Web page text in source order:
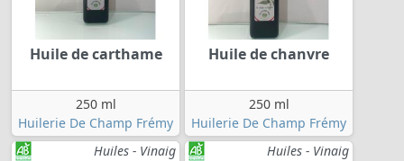
Huile de carthame
250 ml
Huilerie De Champ Frémy
Huile de chanvre
250 ml
Huilerie De Champ Frémy
Huiles - Vinaig
Huiles - Vinaig